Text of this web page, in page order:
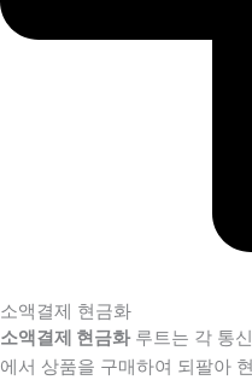
소액결제 현금화
소액결제 현금화루트는 각 통
에서 상품을 구매하여 되팔아